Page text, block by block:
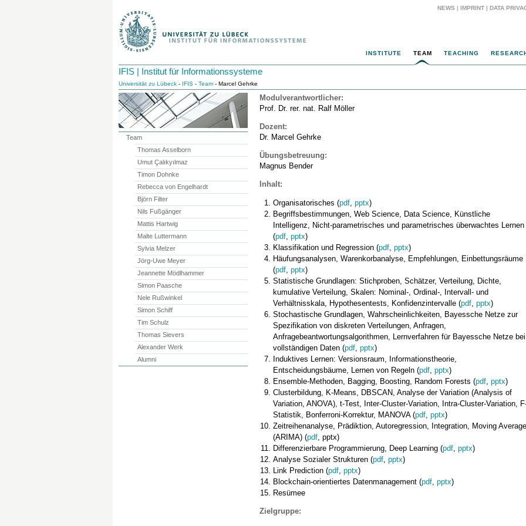
NEWS | IMPRINT | DATA
INSTITUTE TEAM TEACHING
IFIS | Institut für Informationssysteme
Universität zu Lübeck - IFIS - Team - Marcel Gehrke
Modulverantwortlicher:
Prof. Dr. rer. nat. Ralf Möller
Dozent:
Dr. Marcel Gehrke
Übungsbetreuung:
Magnus Bender
Inhalt:
Organisatorisches (pdf,pptx)
Begriffsbestimmungen, Web Science, Data Science, Künstliche
Intelligenz, Nicht-parametrisches und parametrisches überwachtes Lernen
(pdf,pptx)
Klassifikation und Regression (pdf,pptx)
Häufungsanalysen, Warenkorbanalyse, Empfehlungen, Einbettungsräume
(pdf,pptx)
Statistische Grundlagen: Stichproben, Schätzer, Verteilung, Dichte,
kumulative Verteilung, Skalen: Nominal-, Ordinal-, Intervall- und
Verhältnisskala, Hypothesentests, Konfidenzintervalle (pdf,pptx)
Stochastische Grundlagen, Wahrscheinlichkeiten, Bayessche Netze zur
Spezifikation von diskreten Verteilungen, Anfragen,
Anfragebeantwortungsalgorithmen, Lernverfahren für Bayessche Netze bei
vollständigen Daten (pdf,pptx)
Induktives Lernen: Versionsraum, Informationstheorie,
Entscheidungsbäume, Lernen von Regeln (pdf,pptx)
Ensemble-Methoden, Bagging, Boosting, Random Forests (pdf,pptx)
Clusterbildung, K-Means, DBSCAN, Analyse der Variation (Analysis of
Variation, ANOVA), t-Test, Inter-Cluster-Variation, Intra-Cluster-Variation,
Statistik, Bonferroni-Korrektur, MANOVA (pdf,pptx)
Zeitreihenanalyse, Prädiktion, Autoregression, Integration, Moving
(ARIMA) (pdf, pptx)
Differenzierbare Programmierung, Deep Learning (pdf,pptx)
Analyse Sozialer Strukturen (pdf,pptx)
Link Prediction (pdf,pptx)
Blockchain-orientiertes Datenmanagement (pdf,pptx)
Resümee
Zielgruppe:
Team
Thomas Asselborn
Umut Çalıkyılmaz
Timon Dohnke
Rebecca von Engelhardt
Björn Filter
Nils Fußgänger
Mattis Hartwig
Malte Luttermann
Sylvia Melzer
Jörg-Uwe Meyer
Jeannette Mödlhammer
Simon Paasche
Nele Rußwinkel
Simon Schiff
Tim Schulz
Thomas Sievers
Alexander Werk
Alumni